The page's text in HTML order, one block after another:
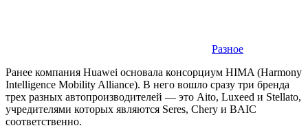
Разное
Ранее компания Huawei основала консорциум HIMA (Harmony
Intelligence Mobility Alliance). В него вошло сразу три бренда
трех разных автопроизводителей — это Aito, Luxeed и Stellato,
учредителями которых являются Seres, Chery и BAIC
соответственно.